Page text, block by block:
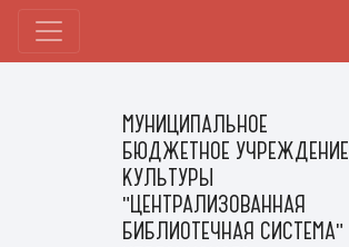
МУНИЦИПАЛЬНОЕ
БЮДЖЕТНОЕ УЧРЕЖДЕНИЕ
КУЛЬТУРЫ
"ЦЕНТРАЛИЗОВАННАЯ
БИБЛИОТЕЧНАЯ СИСТЕМА"